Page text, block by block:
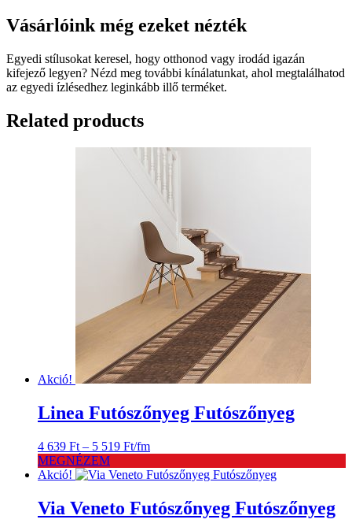
Vásárlóink még ezeket nézték
Egyedi stílusokat keresel, hogy otthonod vagy irodád igazán
kifejező legyen? Nézd meg további kínálatunkat, ahol megtalálhatod
az egyedi ízlésedhez leginkább illő terméket.
Related products
Akció!
Linea Futószőnyeg Futószőnyeg
4 639 Ft – 5 519 FtÁrtartomány:
639 Ft
5
519 Ft
/fm
MEGNÉZEM
Akció!
Via Veneto Futószőnyeg Futószőnyeg